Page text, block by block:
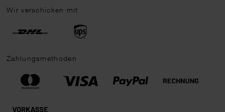
Wir verschicken mit
Zahlungsmethoden